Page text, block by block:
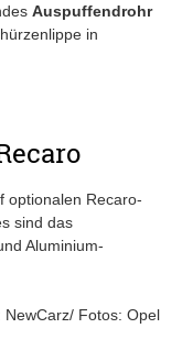
Auspuffendrohr
in
optionalen Recaro-
sind das
Aluminium-
NewCarz/ Fotos: Opel